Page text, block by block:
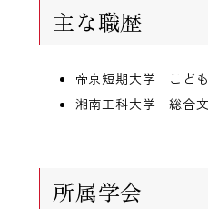
主な職歴
帝京短期大学 こど
湘南工科大学 総合
所属学会